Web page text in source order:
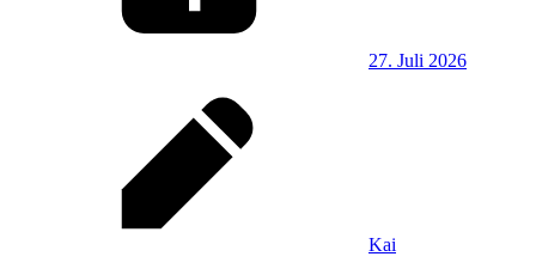
27. Juli 2026
Kai